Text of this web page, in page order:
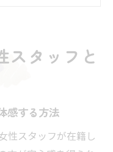
すすめの相談ポ
ばれる理由
される安心ポイ
スタッフと
感する方法
性スタッフが在籍し